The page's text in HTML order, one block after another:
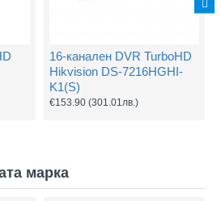
16-канален DVR TurboHD
Hikvision DS-7216HGHI-
K1(S)
€153.90 (301.01лв.)
марка